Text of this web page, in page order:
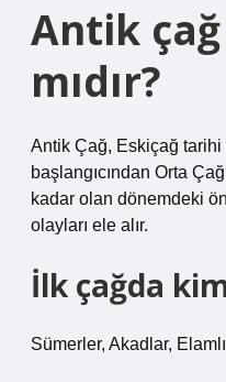
Antik
mıdır?
Antik Çağ, Eskiçağ tarihi
başlangıcından Orta
kadar olan dönemdeki
olayları ele alır.
İlk çağda
Sümerler, Akadlar,